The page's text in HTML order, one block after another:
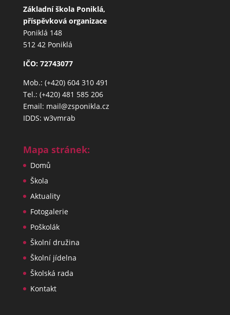
Základní škola Poniklá,
příspěvková organizace
Poniklá 148
512 42 Poniklá
IČO: 72743077
Mob.: (+420) 604 310 491
Tel.: (+420) 481 585 206
Email: mail@zsponikla.cz
IDDS: w3vmrab
Mapa stránek:
Domů
Škola
Aktuality
Fotogalerie
Poškolák
Školní družina
Školní jídelna
Školská rada
Kontakt